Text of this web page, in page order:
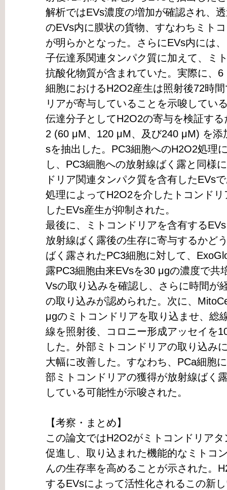
解析ではEVs濃度の増加が確認され、
のEVs内に膜状の貨物、すなわちミト
が明らかとなった。さらにEVs内には
子伝達系関連タンパク質に加えて、ミ
抗酸化物質が含まれていた。実際に、
細胞におけるH2O2産生は照射後72時
リアが寄与していることを示唆してい
伝達分子としてH2O2の寄与を検証す
2 (60 μM、120 μM、及び240 μM) を添
sを抽出した。PC3細胞へのH2O2処理
し、PC3細胞への放射線ばく露と同様
ドリア関連タンパク質を含有したEVs
処理によってH2O2を介したトコンド
したEVs産生が抑制された。
最後に、ミトコンドリアを含有する
放射線ばく露後の生存に寄与するかど
ばく露されたPC3細胞に対して、
露PC3細胞由来EVsを30 μgの濃度で共
Vsの取り込みを確認し、さらに時間が
の取り込みが認められた。次に、
μgのミトコンドリアを取り込ませ、総
線を照射後、コロニー形成アッセイを
した。外部ミトコンドリアの取り込み
大幅に改善した。すなわち、PCa細胞
部ミトコンドリアの獲得が放射線ばく
している可能性が示唆された。
【考察・まとめ】
この論文ではH2O2がミトコンドリア
促進し、取り込まれた機能的なミトコ
んの生存率を高めることが示された。
するEVsによって活性化されるこの新